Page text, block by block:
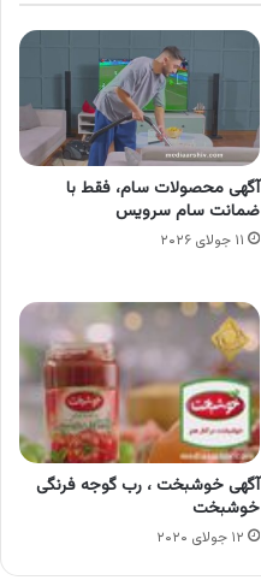
آگهی محصولات سام، فقط با
ضمانت سام سرویس
۱۱ جولای ۲۰۲۶
آگهی خوشبخت ، رب گوجه فرنگی
خوشبخت
۱۲ جولای ۲۰۲۰